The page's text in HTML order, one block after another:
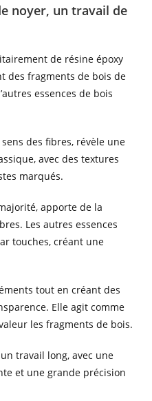
noyer, un travail de
de résine époxy
des fragments de bois de
essences de bois
des fibres, révèle une
avec des textures
marqués.
apporte de la
Les autres essences
touches, créant une
tout en créant des
Elle agit comme
les fragments de bois.
travail long, avec une
et une grande précision